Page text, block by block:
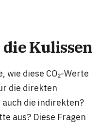
Kulissen
wie diese CO₂-Werte
die direkten
die indirekten?
aus? Diese Fragen